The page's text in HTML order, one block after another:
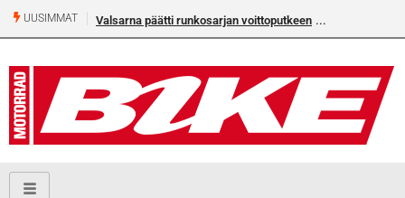
UUSIMMAT Valsarna päätti runkosarjan voittoputkeen